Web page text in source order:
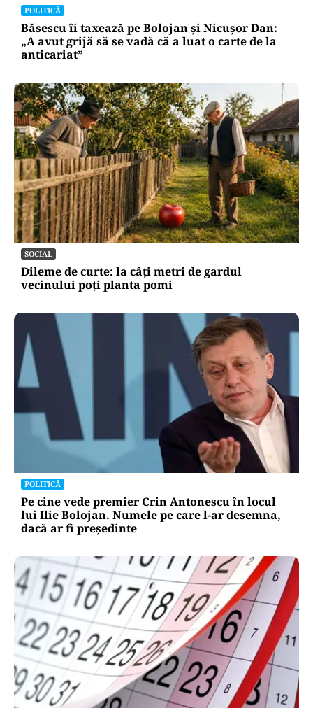
POLITICĂ
Băsescu îi taxează pe Bolojan și Nicușor Dan:
„A avut grijă să se vadă că a luat o carte de la
anticariat”
SOCIAL
Dileme de curte: la câți metri de gardul
vecinului poți planta pomi
POLITICĂ
Pe cine vede premier Crin Antonescu în locul
lui Ilie Bolojan. Numele pe care l-ar desemna,
dacă ar fi președinte